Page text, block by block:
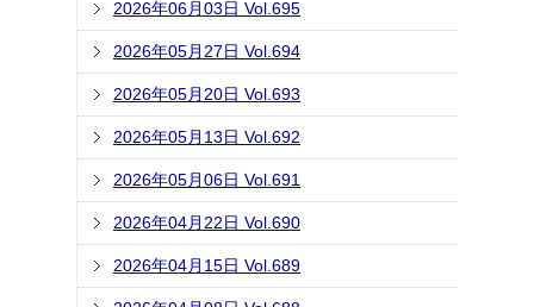
2026年06月03日 Vol.695
2026年05月27日 Vol.694
2026年05月20日 Vol.693
2026年05月13日 Vol.692
2026年05月06日 Vol.691
2026年04月22日 Vol.690
2026年04月15日 Vol.689